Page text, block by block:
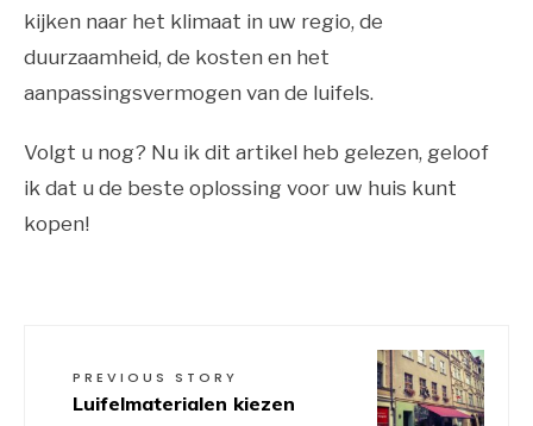
kijken naar het klimaat in uw regio, de
duurzaamheid, de kosten en het
aanpassingsvermogen van de luifels.
Volgt u nog? Nu ik dit artikel heb gelezen, geloof
ik dat u de beste oplossing voor uw huis kunt
kopen!
PREVIOUS STORY
Luifelmaterialen kiezen